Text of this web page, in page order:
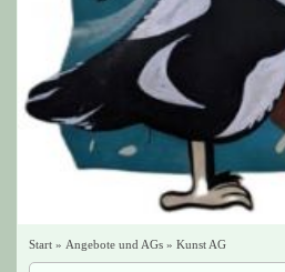
Start» Angebote und AGs» Kunst AG